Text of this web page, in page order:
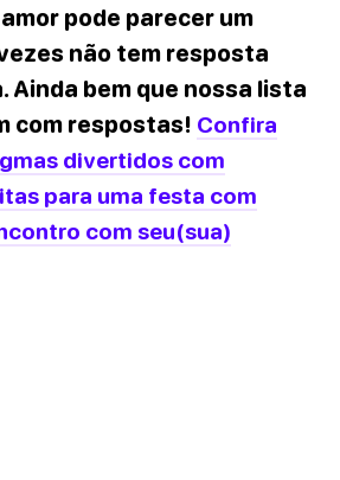
pode parecer um
não tem resposta
Ainda bem que nossa lista
com respostas! Confira
divertidos com
para uma festa com
com seu(sua)